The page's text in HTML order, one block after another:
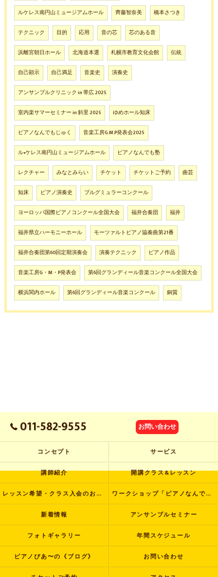
ルケレス南円山ミュージアムホール 齊藤智奈美 橋本さつき
テクニック 目的 応用 音の芯 芯のある音
浜離宮朝日ホール 北海道本選 札幌市教育文化会館 伝統
自己顕示 自己満足 音楽史 演奏史
アンサンブルクリニック in 帯広 2025
室内楽サマーセミナー in 斜里 2025 ゆめホール知床
ピアノなんでもじゅく 音楽工房G.M.P発表会2025
ル•ケレス南円山ミュージアムホール ピアノなんでも塾
レクチャー みなとみらい チケット チケットご予約 曲芸
知床 ピアノ演奏史 ブルグミュラーコンクール
ヨーロッパ国際ピアノコンクール全国大会 福井合奏団 福井
福井県立ハーモニーホール モーツァルトピアノ協奏曲第21番
福井合奏団第60回定期演奏会 演奏テクニック ピアノ作品
音楽工房G・M・P発表会 第6回グランディール音楽コンクール全国大会
横浜関内ホール 第6回グランディール音楽コンクール 銅賞
011-582-9555 お問い合わせ
コンセプト サービス
講師紹介 開講クラス&レッスン
レッスン希望・クラス入会のお申し込み ワークショップ「ピアノなんでも塾」
新着情報 アンサンブルセミナー
フォトギャラリー 年間スケジュール
ピアノぴあ〜の《ブログ》 お問い合わせ